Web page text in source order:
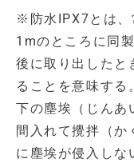
※防水IPX7とは、
1mのところに同
後に取り出したと
ることを意味す
下の塵埃（じんあ
間入れて攪拌（か
に塵埃が侵入しな